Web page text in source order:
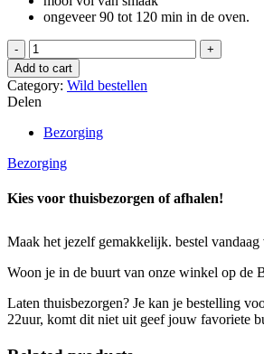
ongeveer 90 tot 120 min in de oven.
Wildzwijn
achterbout
quantity
Add to cart
Category: Wild bestellen
Delen
Bezorging
Bezorging
Kies voor thuisbezorgen of afhalen!
Maak het jezelf gemakkelijk. bestel
Woon je in de buurt van onze winkel op de
Laten thuisbezorgen? Je kan je bestelling
22uur, komt dit niet uit geef jouw favoriete